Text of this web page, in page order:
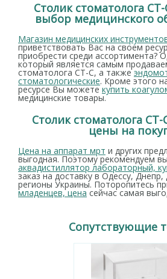
Столик стоматолога
выбор медицинского
Магазин медицинских
приветствовать Вас на своем
приобрести среди ассортимента?
который является самым
стоматолога СТ-С, а также
стоматологические. Кроме этого
ресурсе Вы можетекупить
медицинские товары.
Столик стоматолога
цены на
Цена на аппарат мрт и других
выгодная. Поэтому рекомендуем
аквадистиллятор лабораторный,
заказ на доставку в Одессу, Днепр,
регионы Украины. Поторопитесь
младенцев, цена сейчас самая
Сопутствующие